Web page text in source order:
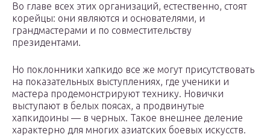
Во главе всех этих организаций, естественно, стоят
корейцы: они являются и основателями, и
грандмастерами и по совместительству
президентами.
Но поклонники хапкидо все же могут присутствовать
на показательных выступлениях, где ученики и
мастера продемонстрируют технику. Новички
выступают в белых поясах, а продвинутые
хапкидоины — в черных. Такое внешнее деление
характерно для многих азиатских боевых искусств.